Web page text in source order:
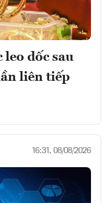
dốc sau
liên tiếp
16:31, 08/08/2026